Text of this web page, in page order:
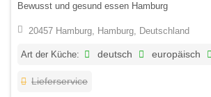
Bewusst und gesund essen Hamburg
20457 Hamburg, Hamburg, Deutschland
Art der Küche: deutsch europäisch
Lieferservice